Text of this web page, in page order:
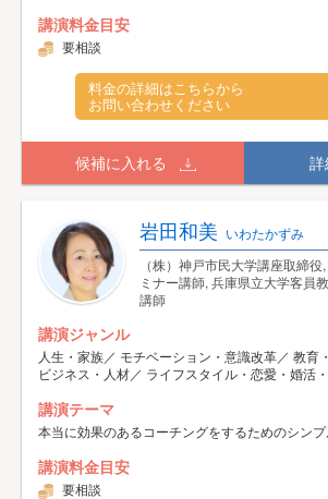
講演料金目安
要相談
料金の詳細はこちらから
お問い合わせください
候補に入れる 詳
岩田和美 いわたかずみ
（株）神戸市民大学講座取締
ミナー講師, 兵庫県立大学客員
講師
講演ジャンル
人生・家族／ モチベーション・意識改革／ 教育
ビジネス・人材／ ライフスタイル・恋愛・婚活
講演テーマ
本当に効果のあるコーチングをするためのシン
講演料金目安
要相談